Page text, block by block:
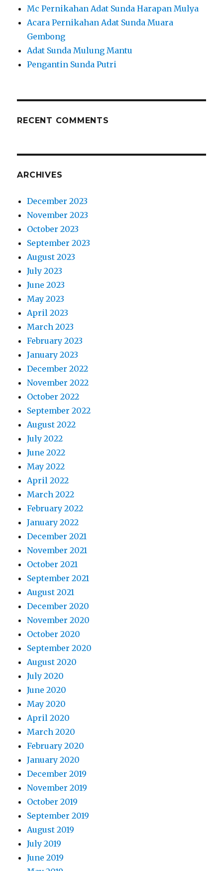
Mc Pernikahan Adat Sunda Harapan Mulya
Acara Pernikahan Adat Sunda Muara
Gembong
Adat Sunda Mulung Mantu
Pengantin Sunda Putri
RECENT COMMENTS
ARCHIVES
December 2023
November 2023
October 2023
September 2023
August 2023
July 2023
June 2023
May 2023
April 2023
March 2023
February 2023
January 2023
December 2022
November 2022
October 2022
September 2022
August 2022
July 2022
June 2022
May 2022
April 2022
March 2022
February 2022
January 2022
December 2021
November 2021
October 2021
September 2021
August 2021
December 2020
November 2020
October 2020
September 2020
August 2020
July 2020
June 2020
May 2020
April 2020
March 2020
February 2020
January 2020
December 2019
November 2019
October 2019
September 2019
August 2019
July 2019
June 2019